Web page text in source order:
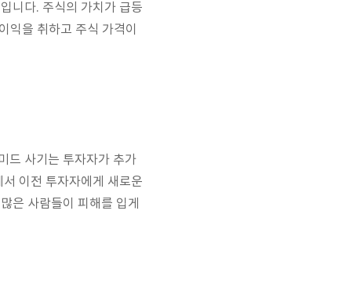
니다. 주식의 가치가 급등
익을 취하고 주식 가격이
드 사기는 투자자가 추가
이전 투자자에게 새로운
은 사람들이 피해를 입게